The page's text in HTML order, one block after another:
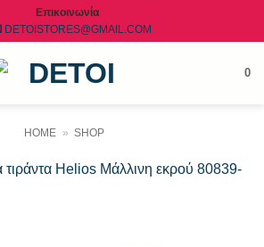
Επικοινωνία
DETOISTORES@GMAIL.COM
0
HOME » SHOP